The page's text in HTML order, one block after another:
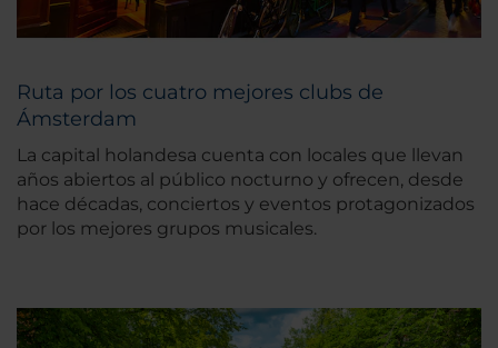
Ruta por los cuatro mejores clubs de
Ámsterdam
La capital holandesa cuenta con locales que llevan
años abiertos al público nocturno y ofrecen, desde
hace décadas, conciertos y eventos protagonizados
por los mejores grupos musicales.